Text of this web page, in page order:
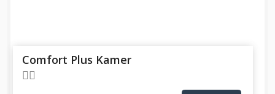
Comfort Plus Kamer